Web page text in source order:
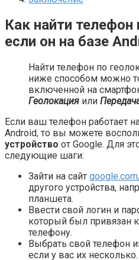
Как найти телефон
если он на базе
Найти телефон по
ниже способом можно
включенной на
Геолокация или
Если ваш телефон работает
Android, то вы можете
устройство от Google. Для
следующие шаги:
Зайти на сайт
другого устройства,
планшета.
Ввести свой логин и
который был привязан
телефону.
Выбрать свой телефон
если у вас их несколько.